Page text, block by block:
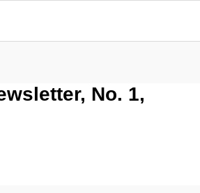
No. 1,